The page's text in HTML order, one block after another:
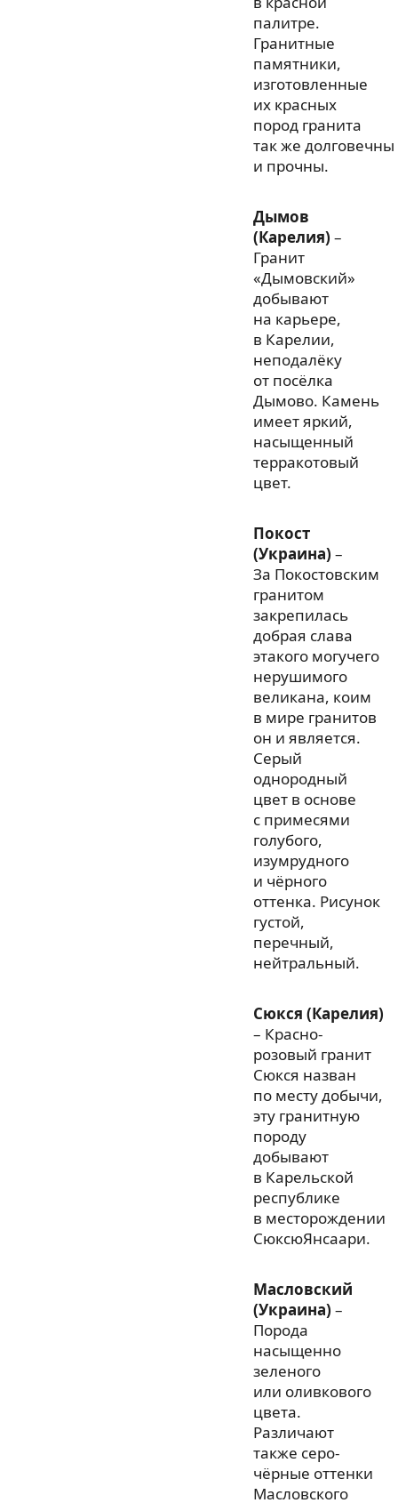
палитре.
Гранитные
памятники,
изготовленные
их красных
пород гранита
так же долговечны
и прочны.
Дымов
(Карелия) –
Гранит
«Дымовский»
добывают
на карьере,
в Карелии,
неподалёку
от посёлка
Дымово. Камень
имеет яркий,
насыщенный
терракотовый
цвет.
Покост
(Украина) –
За Покостовским
гранитом
закрепилась
добрая слава
этакого могучего
нерушимого
великана, коим
в мире гранитов
он и является.
Серый
однородный
цвет в основе
с примесями
голубого,
изумрудного
и чёрного
оттенка. Рисунок
густой,
перечный,
нейтральный.
Сюкся (Карелия)
– Красно-
розовый гранит
Сюкся назван
по месту добычи,
эту гранитную
породу
добывают
в Карельской
республике
в месторождении
СюксюЯнсаари.
Масловский
(Украина) –
Порода
насыщенно
зеленого
или оливкового
цвета.
Различают
также серо-
чёрные оттенки
Масловского